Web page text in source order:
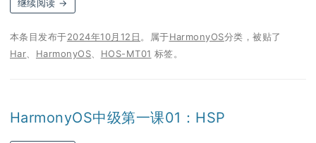
继续阅读 →
本条目发布于2024年10月12日 。属于HarmonyOS分类，被贴了
Har
HarmonyOS HOS-MT01 标签。
HarmonyOS中级第一课01：HSP